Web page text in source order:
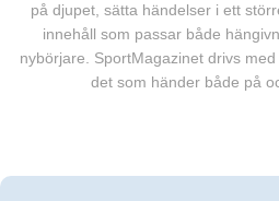
på djupet, sätta händelser i ett
innehåll som passar både
nybörjare. SportMagazinet drivs
det som händer både på